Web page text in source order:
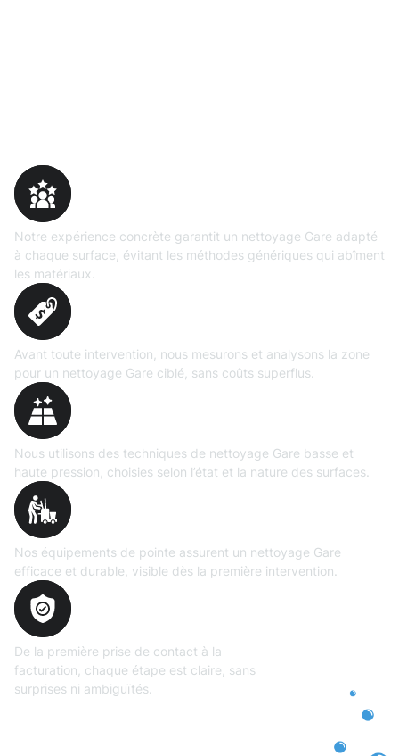
Notre expérience concrète garantit un nettoyage Gare adapté
à chaque surface, évitant les méthodes génériques qui abîment
les matériaux.
Avant toute intervention, nous mesurons et analysons la zone
pour un nettoyage Gare ciblé, sans coûts superflus.
Nous utilisons des techniques de nettoyage Gare basse et
haute pression, choisies selon l’état et la nature des surfaces.
Nos équipements de pointe assurent un nettoyage Gare
efficace et durable, visible dès la première intervention.
De la première prise de contact à la
facturation, chaque étape est claire, sans
surprises ni ambiguïtés.